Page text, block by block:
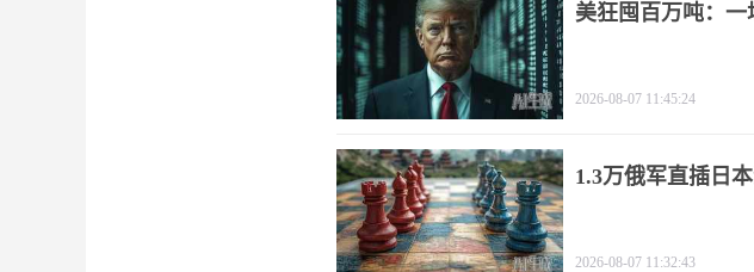
美狂囤百万吨：一
2026-08-07 11:45:24
1.3万俄军直插日
2026-08-07 11:32:43